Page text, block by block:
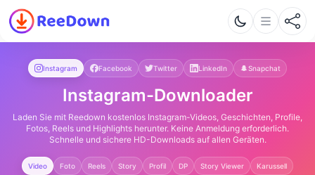
Instagram Facebook Twitter LinkedIn Snapchat
Instagram-Downloader
Laden Sie mit Reedown kostenlos Instagram-Videos, Geschichten, Profile,
Fotos, Reels und Highlights herunter. Keine Anmeldung erforderlich.
Schnelle und sichere HD-Downloads auf allen Geräten.
Video Foto Reels Story Profil DP Story Viewer Karussell